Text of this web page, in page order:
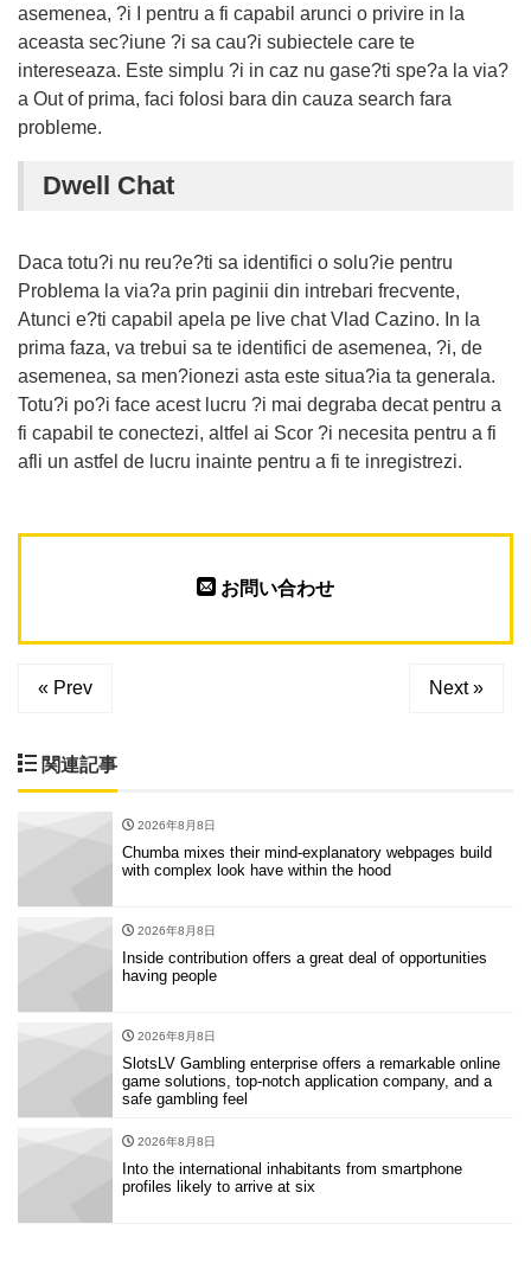
asemenea, ?i I pentru a fi capabil arunci o privire in la
aceasta sec?iune ?i sa cau?i subiectele care te
intereseaza. Este simplu ?i in caz nu gase?ti spe?a la via?
a Out of prima, faci folosi bara din cauza search fara
probleme.
Dwell Chat
Daca totu?i nu reu?e?ti sa identifici o solu?ie pentru
Problema la via?a prin paginii din intrebari frecvente,
Atunci e?ti capabil apela pe live chat Vlad Cazino. In la
prima faza, va trebui sa te identifici de asemenea, ?i, de
asemenea, sa men?ionezi asta este situa?ia ta generala.
Totu?i po?i face acest lucru ?i mai degraba decat pentru a
fi capabil te conectezi, altfel ai Scor ?i necesita pentru a fi
afli un astfel de lucru inainte pentru a fi te inregistrezi.
お問い合わせ
« Prev Next »
関連記事
2026年8月8日
Chumba mixes their mind-explanatory webpages build
with complex look have within the hood
2026年8月8日
Inside contribution offers a great deal of opportunities
having people
2026年8月8日
SlotsLV Gambling enterprise offers a remarkable online
game solutions, top-notch application company, and a
safe gambling feel
2026年8月8日
Into the international inhabitants from smartphone
profiles likely to arrive at six